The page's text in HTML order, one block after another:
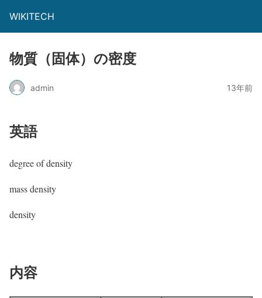
WIKITECH
物質（固体）の密度
admin 13年前
英語
degree of density
mass density
density
内容